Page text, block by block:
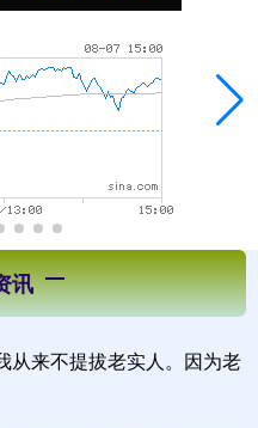
讯
从来不提拔老实人。因为老